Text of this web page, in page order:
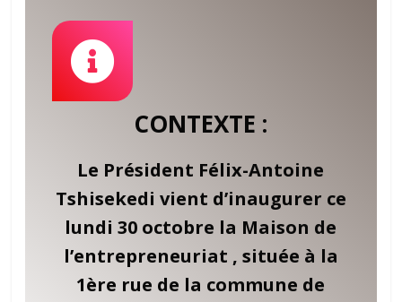
CONTEXTE :
Le Président Félix-Antoine
Tshisekedi vient d’inaugurer ce
lundi 30 octobre la Maison de
l’entrepreneuriat , située à la
1ère rue de la commune de